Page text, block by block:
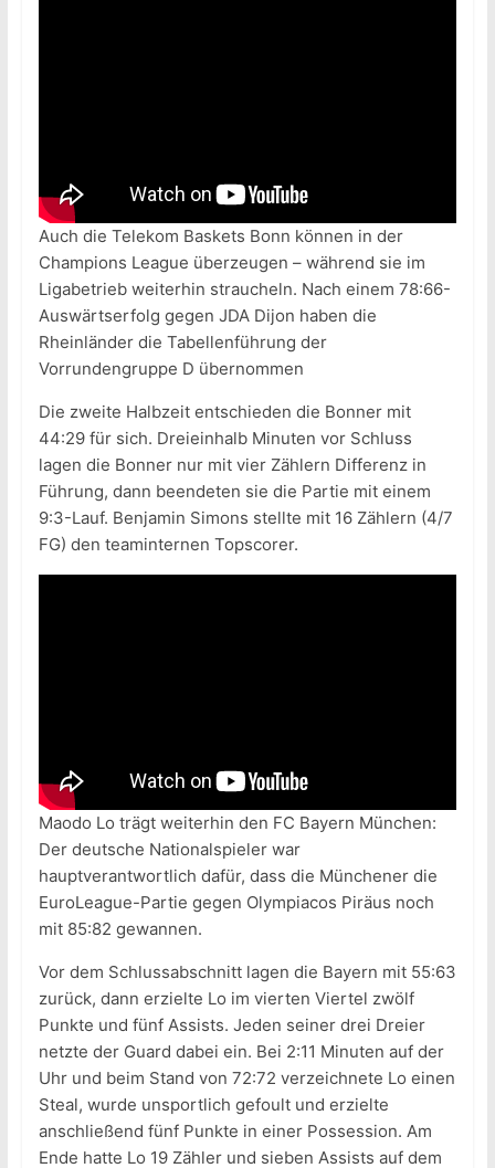
Auch die Telekom Baskets Bonn können in der
Champions League überzeugen – während sie im
Ligabetrieb weiterhin straucheln. Nach einem 78:66-
Auswärtserfolg gegen JDA Dijon haben die
Rheinländer die Tabellenführung der
Vorrundengruppe D übernommen
Die zweite Halbzeit entschieden die Bonner mit
44:29 für sich. Dreieinhalb Minuten vor Schluss
lagen die Bonner nur mit vier Zählern Differenz in
Führung, dann beendeten sie die Partie mit einem
9:3-Lauf. Benjamin Simons stellte mit 16 Zählern (4/7
FG) den teaminternen Topscorer.
Maodo Lo trägt weiterhin den FC Bayern München:
Der deutsche Nationalspieler war
hauptverantwortlich dafür, dass die Münchener die
EuroLeague-Partie gegen Olympiacos Piräus noch
mit 85:82 gewannen.
Vor dem Schlussabschnitt lagen die Bayern mit 55:63
zurück, dann erzielte Lo im vierten Viertel zwölf
Punkte und fünf Assists. Jeden seiner drei Dreier
netzte der Guard dabei ein. Bei 2:11 Minuten auf der
Uhr und beim Stand von 72:72 verzeichnete Lo einen
Steal, wurde unsportlich gefoult und erzielte
anschließend fünf Punkte in einer Possession. Am
Ende hatte Lo 19 Zähler und sieben Assists auf dem